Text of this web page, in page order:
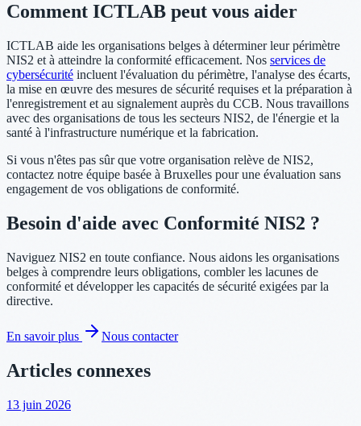
Comment ICTLAB peut vous aider
ICTLAB aide les organisations belges à déterminer leur périmètre
NIS2 et à atteindre la conformité efficacement. Nos services de
cybersécurité incluent l'évaluation du périmètre, l'analyse des écarts,
la mise en œuvre des mesures de sécurité requises et la préparation à
l'enregistrement et au signalement auprès du CCB. Nous travaillons
avec des organisations de tous les secteurs NIS2, de l'énergie et la
santé à l'infrastructure numérique et la fabrication.
Si vous n'êtes pas sûr que votre organisation relève de NIS2,
contactez notre équipe basée à Bruxelles pour une évaluation sans
engagement de vos obligations de conformité.
Besoin d'aide avec Conformité NIS2 ?
Naviguez NIS2 en toute confiance. Nous aidons les organisations
belges à comprendre leurs obligations, combler les lacunes de
conformité et développer les capacités de sécurité exigées par la
directive.
En savoir plus Nous contacter
Articles connexes
13 juin 2026